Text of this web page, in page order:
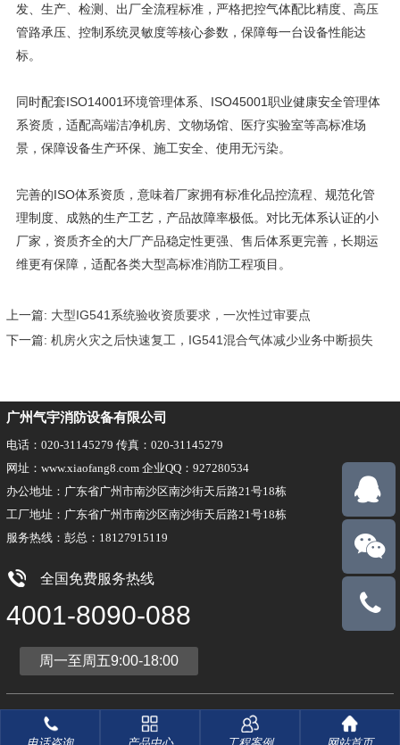
发、生产、检测、出厂全流程标准，严格把控气体配比精度、高压
管路承压、控制系统灵敏度等核心参数，保障每一台设备性能达
标。
同时配套ISO14001环境管理体系、ISO45001职业健康安全管理体
系资质，适配高端洁净机房、文物场馆、医疗实验室等高标准场
景，保障设备生产环保、施工安全、使用无污染。
完善的ISO体系资质，意味着厂家拥有标准化品控流程、规范化管
理制度、成熟的生产工艺，产品故障率极低。对比无体系认证的小
厂家，资质齐全的大厂产品稳定性更强、售后体系更完善，长期运
维更有保障，适配各类大型高标准消防工程项目。
上一篇: 大型IG541系统验收资质要求，一次性过审要点
下一篇: 机房火灾之后快速复工，IG541混合气体减少业务中断损失
广州气宇消防设备有限公司
电话：020-31145279 传真：020-31145279
网址：www.xiaofang8.com 企业QQ：927280534
办公地址：广东省广州市南沙区南沙街天后路21号18栋
工厂地址：广东省广州市南沙区南沙街天后路21号18栋
服务热线：彭总：18127915119
全国免费服务热线
4001-8090-088
周一至周五9:00-18:00
版权所有：广州气宇消防设备有限公司
粤ICP备17008734号-5